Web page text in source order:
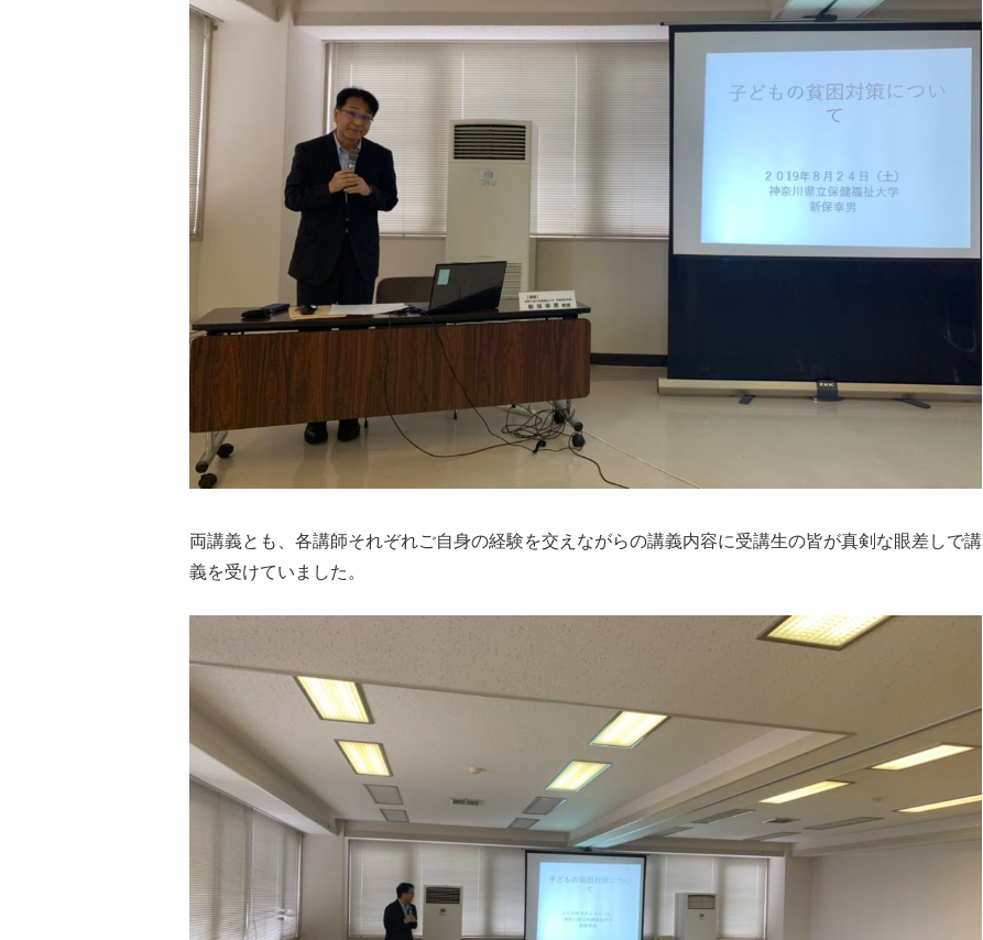
両講義とも、各講師それぞれご自身の経験を交えながらの講義内容に受講生の皆が真剣な眼差しで講
義を受けていました。